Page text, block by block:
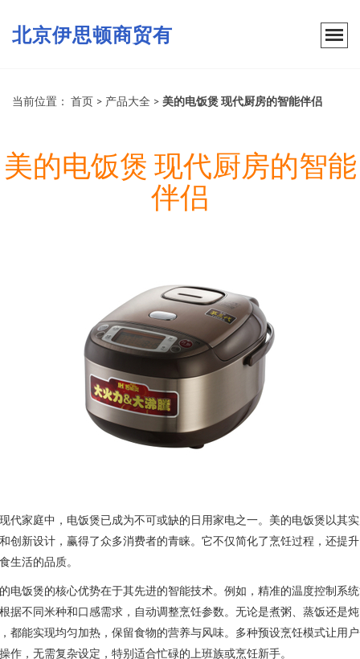
北京伊思顿商贸有
当前位置： 首页 > 产品大全 > 美的电饭煲 现代厨房的智能伴侣
美的电饭煲 现代厨房的智能
伴侣
代家庭中，电饭煲已成为不可或缺的日用家电之一。美的电饭煲以其
创新设计，赢得了众多消费者的青睐。它不仅简化了烹饪过程，还提
生活的品质。
电饭煲的核心优势在于其先进的智能技术。例如，精准的温度控制系
据不同米种和口感需求，自动调整烹饪参数。无论是煮粥、蒸饭还是炖
都能实现均匀加热，保留食物的营养与风味。多种预设烹饪模式让用
作，无需复杂设定，特别适合忙碌的上班族或烹饪新手。